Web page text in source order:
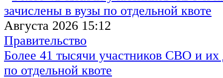
Августа 2026 15:12
Правительство
Более 41 тысячи участников СВО и их
по отдельной квоте